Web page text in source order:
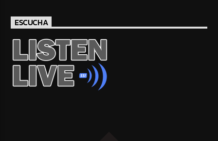
ESCUCHA